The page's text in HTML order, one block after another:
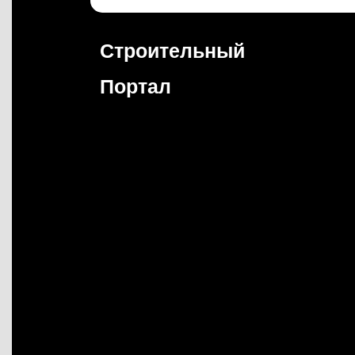
Строительный
Портал